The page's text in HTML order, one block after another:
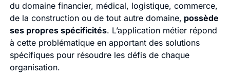
du domaine financier, médical, logistique, commerce,
de la construction ou de tout autre domaine, possède
ses propres spécificités. L’application métier répond
à cette problématique en apportant des solutions
spécifiques pour résoudre les défis de chaque
organisation.